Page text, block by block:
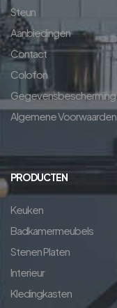
Steun
Aanbiedingen
Contact
Colofon
Gegevensbescherming
Algemene Voorwaarden
PRODUCTEN
Keuken
Badkamermeubels
Stenen Platen
Interieur
Kledingkasten